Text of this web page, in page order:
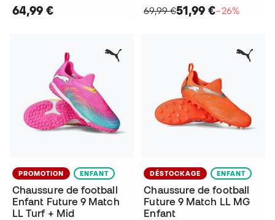
64,99 €
69,99 €51,99 €−26%
PROMOTION ENFANT
Chaussure de football
Enfant Future 9 Match
LL Turf + Mid
DÉSTOCKAGE ENFANT
Chaussure de football
Future 9 Match LL MG
Enfant